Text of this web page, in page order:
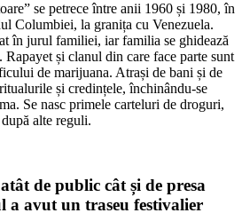
se petrece între anii 1960 și 1980, în
Columbiei, la granița cu Venezuela.
în jurul familiei, iar familia se ghidează
și clanul din care face parte sunt
de marijuana. Atrași de bani și de
și credințele, închinându-se
Se nasc primele carteluri de droguri,
alte reguli.
de public cât și de presa
avut un traseu festivalier